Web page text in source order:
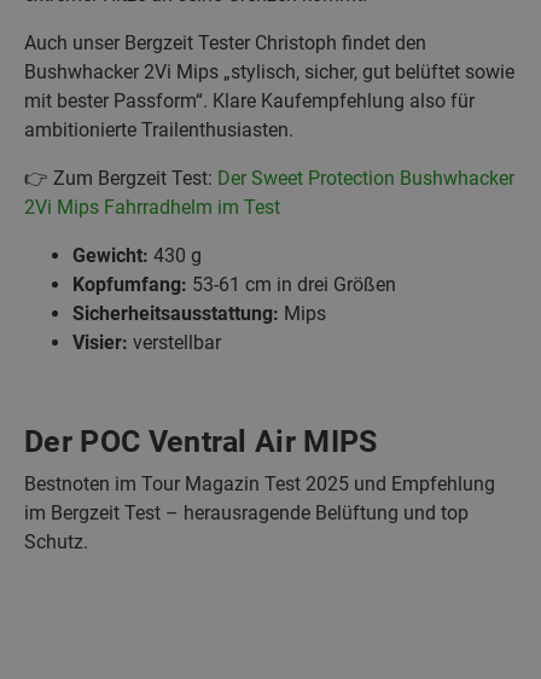
Auch unser Bergzeit Tester Christoph findet den
Bushwhacker 2Vi Mips „stylisch, sicher, gut belüftet sowie
mit bester Passform“. Klare Kaufempfehlung also für
ambitionierte Trailenthusiasten.
👉 Zum Bergzeit Test: Der Sweet Protection Bushwhacker
2Vi Mips Fahrradhelm im Test
Gewicht: 430 g
Kopfumfang: 53-61 cm in drei Größen
Sicherheitsausstattung: Mips
Visier: verstellbar
Der POC Ventral Air MIPS
Bestnoten im Tour Magazin Test 2025 und Empfehlung
im Bergzeit Test – herausragende Belüftung und top
Schutz.